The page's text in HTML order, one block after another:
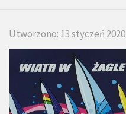
Utworzono: 13 styczeń 2020